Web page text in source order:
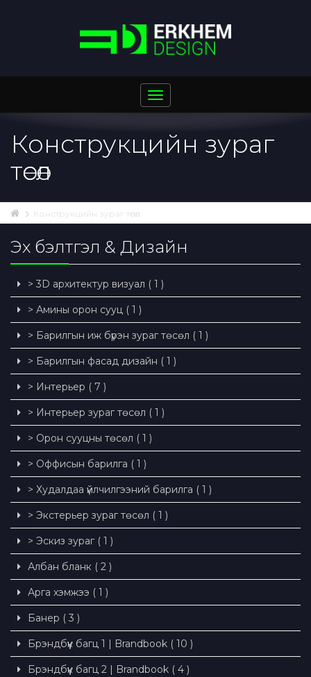
Toggle
navigation
Конструкцийн зураг
төсөл
Конструкцийн зураг төсөл
Эх бэлтгэл & Дизайн
> 3D архитектур визуал ( 1 )
> Амины орон сууц ( 1 )
> Барилгын иж бүрэн зураг төсөл ( 1 )
> Барилгын фасад дизайн ( 1 )
> Интерьер ( 7 )
> Интерьер зураг төсөл ( 1 )
> Орон сууцны төсөл ( 1 )
> Оффисын барилга ( 1 )
> Худалдаа үйлчилгээний барилга ( 1 )
> Экстерьер зураг төсөл ( 1 )
> Эскиз зураг ( 1 )
Албан бланк ( 2 )
Арга хэмжээ ( 1 )
Банер ( 3 )
Брэндбүүк багц 1 | Brandbook ( 10 )
Брэндбүүк багц 2 | Brandbook ( 4 )